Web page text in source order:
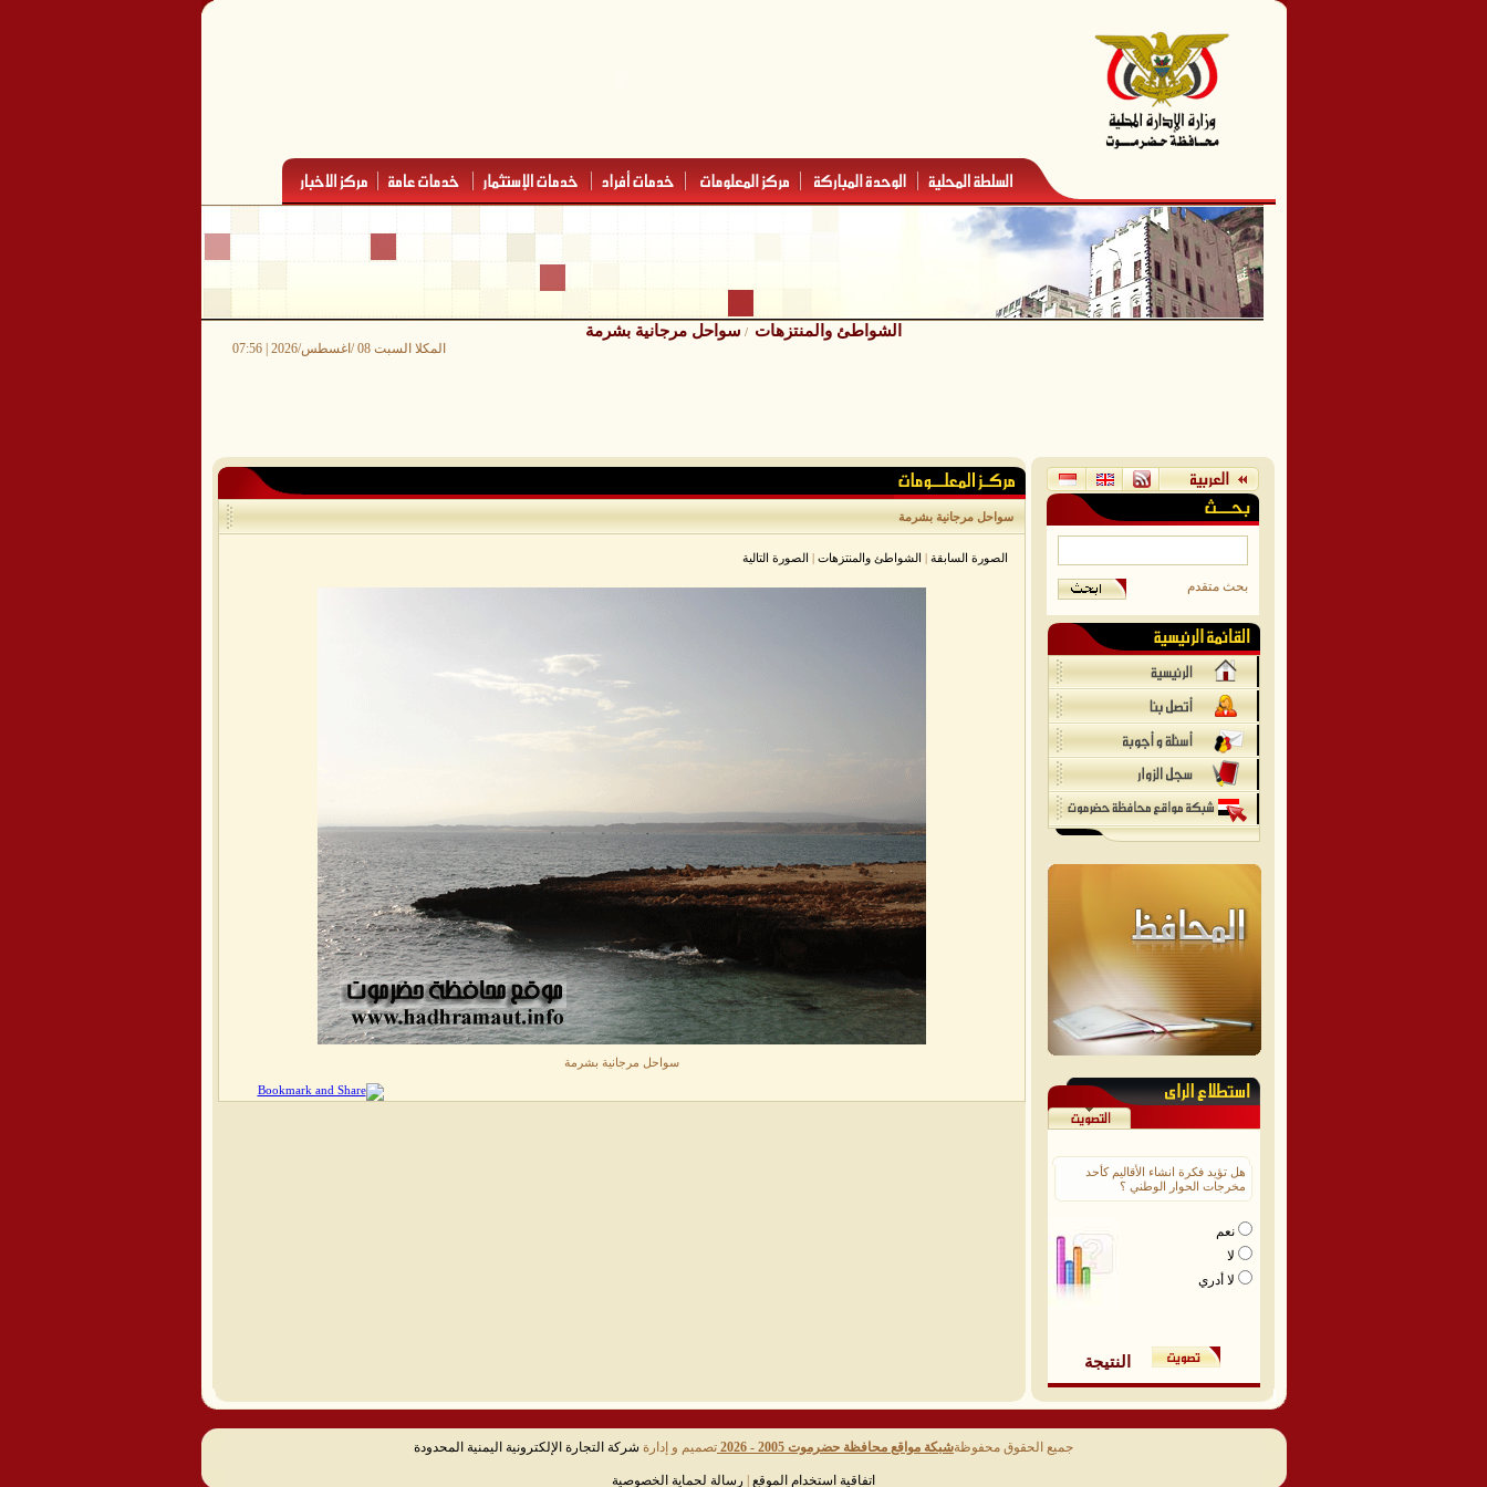
الشواطئ والمنتزهات / سواحل مرجانية بشرمة
المكلا السبت 08 /اغسطس/2026 | 07:56
سواحل مرجانية بشرمة
الصورة السابقة | الشواطئ والمنتزهات | الصورة التالية
سواحل مرجانية بشرمة
بحث متقدم
هل تؤيد فكرة انشاء الأقاليم كأحد
مخرجات الحوار الوطني ؟
نعم
لا
لا أدري
النتيجة
جميع الحقوق محفوظةشبكة مواقع محافظة حضرموت 2005 - 2026 تصميم و إدارة شركة التجارة الإلكترونية اليمنية المحدودة
اتفاقية استخدام الموقع رسالة لحماية الخصوصية